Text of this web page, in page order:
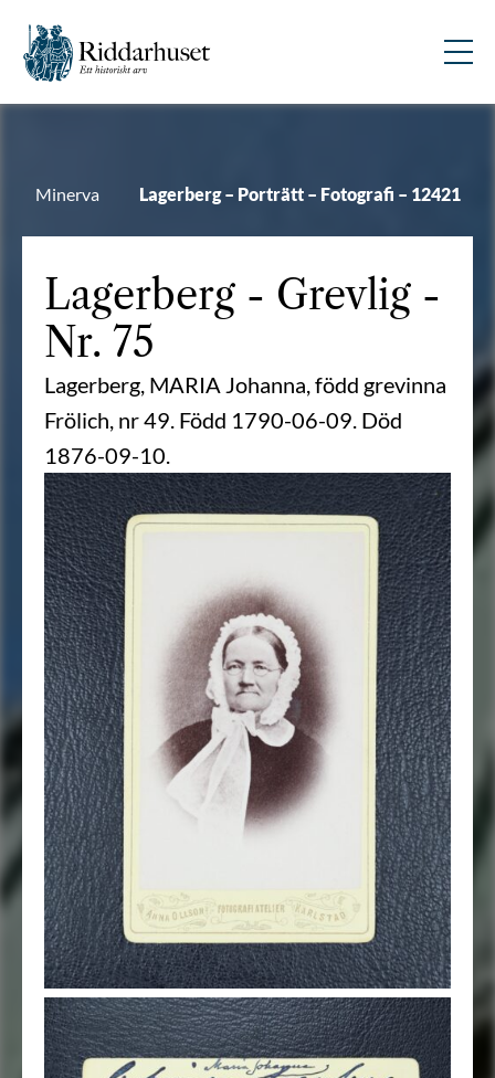
Minerva Lagerberg – Porträtt – Fotografi – 12421
Lagerberg - Grevlig -
Nr. 75
Lagerberg, MARIA Johanna, född grevinna
Frölich, nr 49. Född 1790-06-09. Död
1876-09-10.